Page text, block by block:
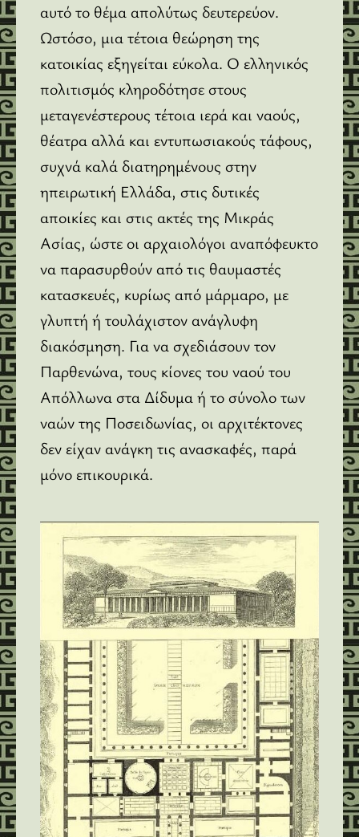
αυτό το θέμα απολύτως δευτερεύον.
Ωστόσο, μια τέτοια θεώρηση της
κατοικίας εξηγείται εύκολα. Ο ελληνικός
πολιτισμός κληροδότησε στους
μεταγενέστερους τέτοια ιερά και ναούς,
θέατρα αλλά και εντυπωσιακούς τάφους,
συχνά καλά διατηρημένους στην
ηπειρωτική Ελλάδα, στις δυτικές
αποικίες και στις ακτές της Μικράς
Ασίας, ώστε οι αρχαιολόγοι αναπόφευκτο
να παρασυρθούν από τις θαυμαστές
κατασκευές, κυρίως από μάρμαρο, με
γλυπτή ή τουλάχιστον ανάγλυφη
διακόσμηση. Για να σχεδιάσουν τον
Παρθενώνα, τους κίονες του ναού του
Απόλλωνα στα Δίδυμα ή το σύνολο των
ναών της Ποσειδωνίας, οι αρχιτέκτονες
δεν είχαν ανάγκη τις ανασκαφές, παρά
μόνο επικουρικά.